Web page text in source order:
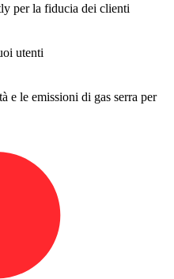
per la fiducia dei clienti
utenti
e le emissioni di gas serra per